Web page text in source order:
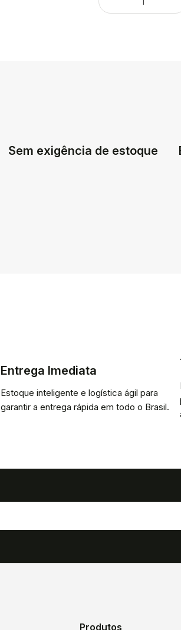
Sem exigência de estoque
Entrega Imediata
Estoque inteligente e logística ágil para
garantir a entrega rápida em todo o Brasil.
Produtos